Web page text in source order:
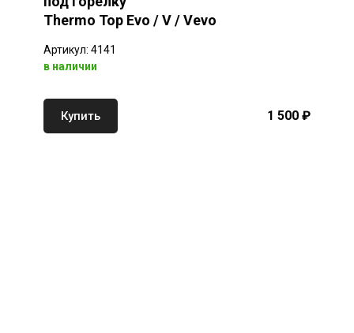
Thermo Top Evo / V / Vevo
Артикул: 4141
в наличии
Купить 1 500 ₽